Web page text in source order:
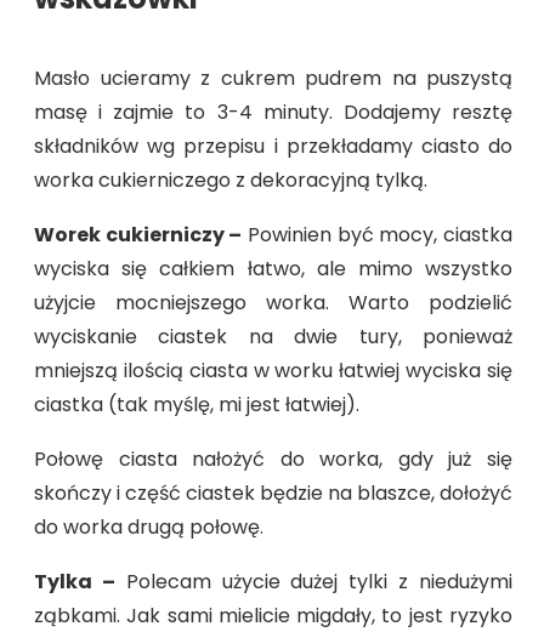
Masło ucieramy z cukrem pudrem na puszystą
masę i zajmie to 3-4 minuty. Dodajemy resztę
składników wg przepisu i przekładamy ciasto do
worka cukierniczego z dekoracyjną tylką.
Worek cukierniczy – Powinien być mocy, ciastka
wyciska się całkiem łatwo, ale mimo wszystko
użyjcie mocniejszego worka. Warto podzielić
wyciskanie ciastek na dwie tury, ponieważ
mniejszą ilością ciasta w worku łatwiej wyciska się
ciastka (tak myślę, mi jest łatwiej).
Połowę ciasta nałożyć do worka, gdy już się
skończy i część ciastek będzie na blaszce, dołożyć
do worka drugą połowę.
Tylka – Polecam użycie dużej tylki z niedużymi
ząbkami. Jak sami mielicie migdały, to jest ryzyko